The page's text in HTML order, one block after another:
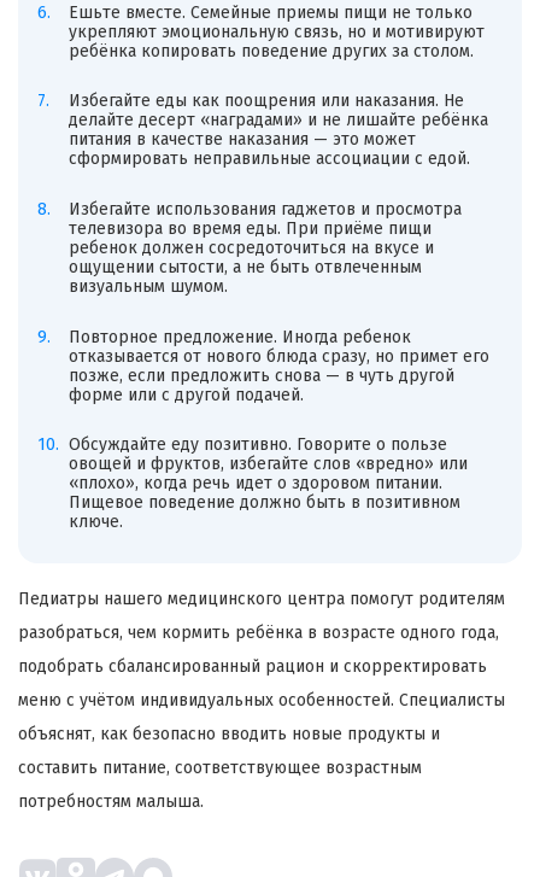
Ешьте вместе. Семейные приемы пищи не только
укрепляют эмоциональную связь, но и мотивируют
ребёнка копировать поведение других за столом.
Избегайте еды как поощрения или наказания. Не
делайте десерт «наградами» и не лишайте ребёнка
питания в качестве наказания — это может
сформировать неправильные ассоциации с едой.
Избегайте использования гаджетов и просмотра
телевизора во время еды. При приёме пищи
ребенок должен сосредоточиться на вкусе и
ощущении сытости, а не быть отвлеченным
визуальным шумом.
Повторное предложение. Иногда ребенок
отказывается от нового блюда сразу, но примет его
позже, если предложить снова — в чуть другой
форме или с другой подачей.
Обсуждайте еду позитивно. Говорите о пользе
овощей и фруктов, избегайте слов «вредно» или
«плохо», когда речь идет о здоровом питании.
Пищевое поведение должно быть в позитивном
ключе.
Педиатры нашего медицинского центра помогут родителям
разобраться, чем кормить ребёнка в возрасте одного года,
подобрать сбалансированный рацион и скорректировать
меню с учётом индивидуальных особенностей. Специалисты
объяснят, как безопасно вводить новые продукты и
составить питание, соответствующее возрастным
потребностям малыша.